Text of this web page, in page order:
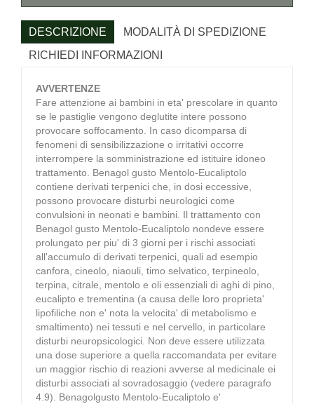
DESCRIZIONE
MODALITÀ DI SPEDIZIONE
RICHIEDI INFORMAZIONI
AVVERTENZE
Fare attenzione ai bambini in eta' prescolare in quanto
se le pastiglie vengono deglutite intere possono
provocare soffocamento. In caso dicomparsa di
fenomeni di sensibilizzazione o irritativi occorre
interrompere la somministrazione ed istituire idoneo
trattamento. Benagol gusto Mentolo-Eucaliptolo
contiene derivati terpenici che, in dosi eccessive,
possono provocare disturbi neurologici come
convulsioni in neonati e bambini. Il trattamento con
Benagol gusto Mentolo-Eucaliptolo nondeve essere
prolungato per piu' di 3 giorni per i rischi associati
all'accumulo di derivati terpenici, quali ad esempio
canfora, cineolo, niaouli, timo selvatico, terpineolo,
terpina, citrale, mentolo e oli essenziali di aghi di pino,
eucalipto e trementina (a causa delle loro proprieta'
lipofiliche non e' nota la velocita' di metabolismo e
smaltimento) nei tessuti e nel cervello, in particolare
disturbi neuropsicologici. Non deve essere utilizzata
una dose superiore a quella raccomandata per evitare
un maggior rischio di reazioni avverse al medicinale ei
disturbi associati al sovradosaggio (vedere paragrafo
4.9). Benagolgusto Mentolo-Eucaliptolo e'